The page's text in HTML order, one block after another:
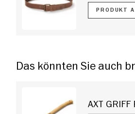
PRODUKT
Das könnten Sie auch
AXT